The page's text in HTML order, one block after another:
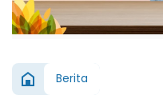
Berita